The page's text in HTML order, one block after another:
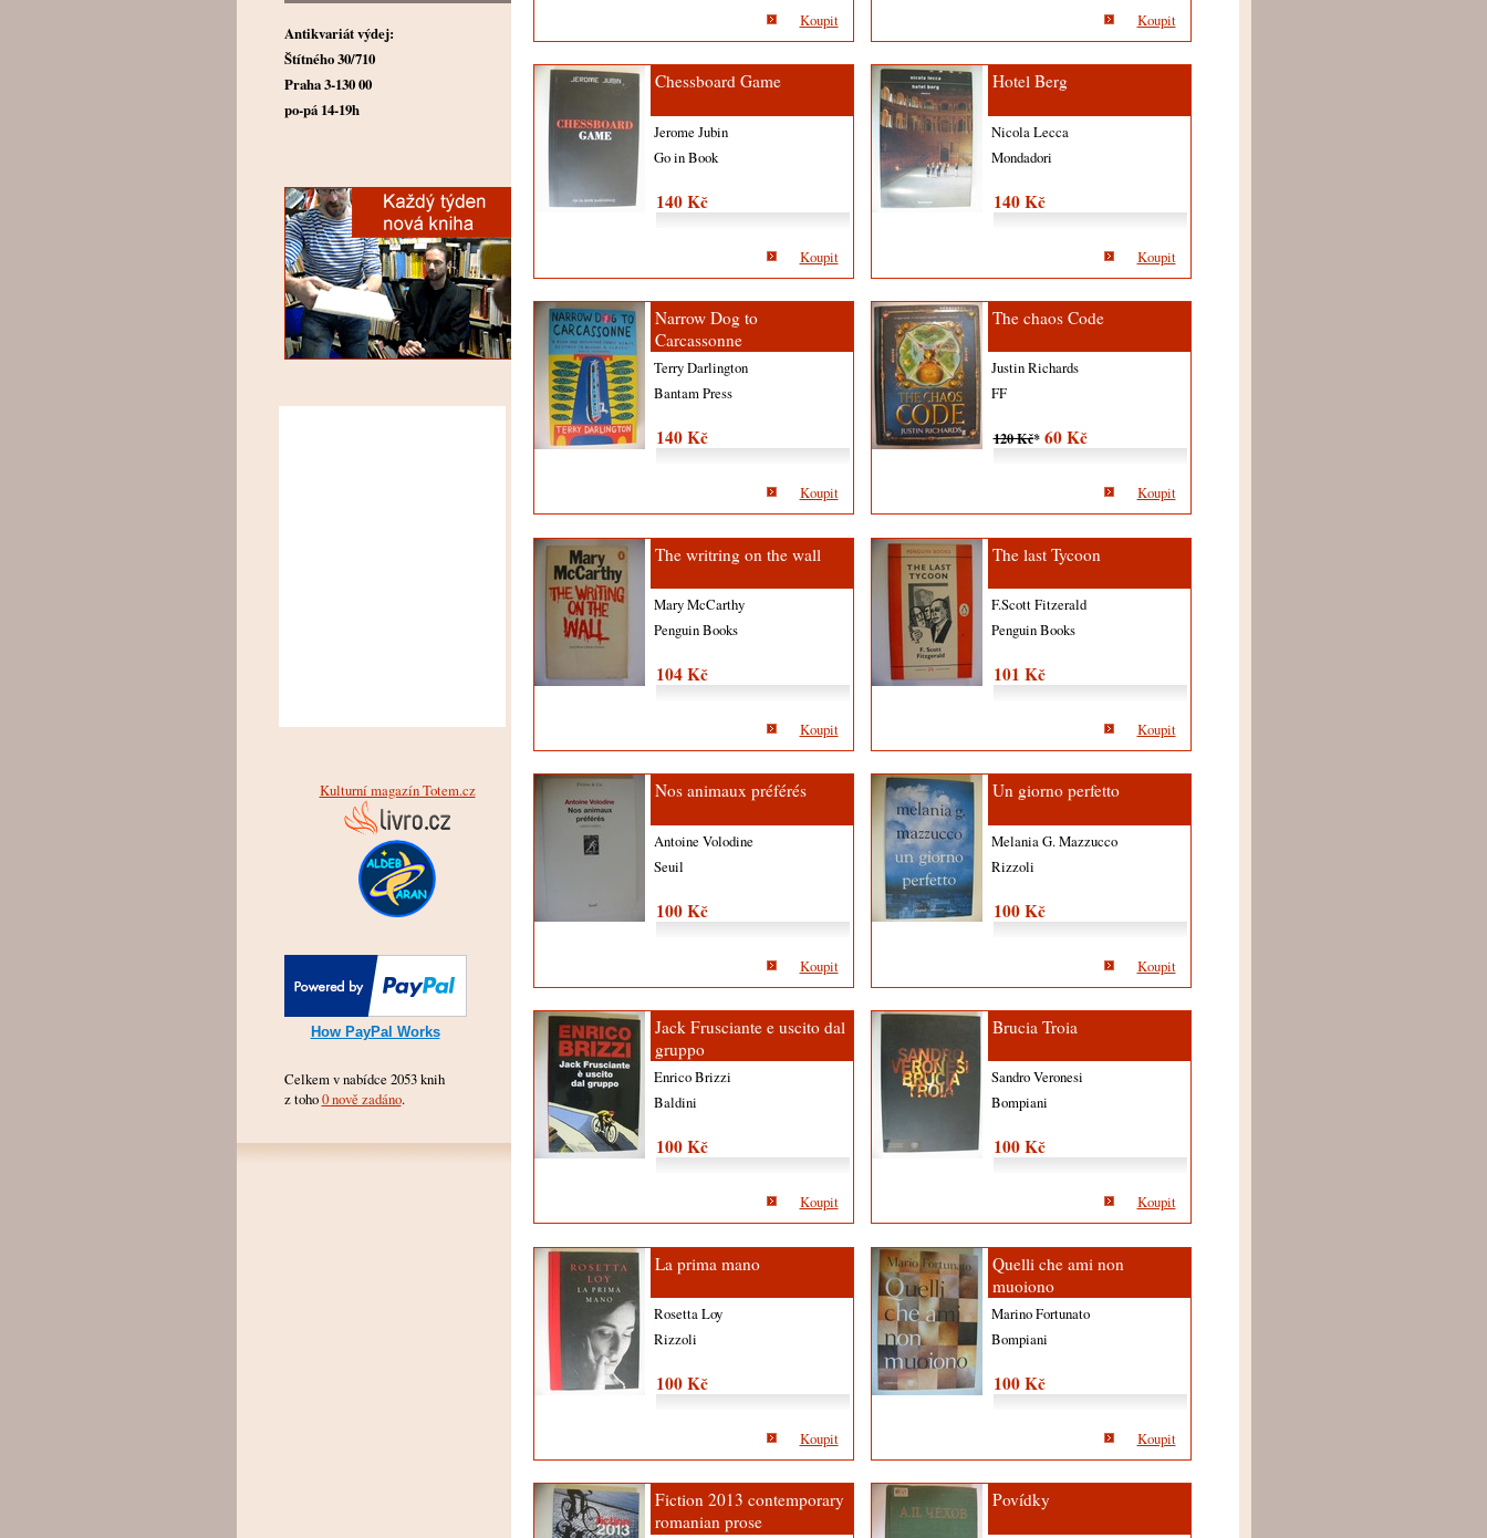
Antikvariát výdej:
Štítného 30/710
Praha 3-130 00
po-pá 14-19h
Kulturní magazín Totem.cz
How PayPal Works
Celkem v nabídce 2053 knih
z toho0 nově zadáno.
Koupit Koupit
Chessboard Game
Jerome Jubin
Go in Book
140 Kč
Koupit
Hotel Berg
Nicola Lecca
Mondadori
140 Kč
Koupit
Narrow Dog to
Carcassonne
Terry Darlington
Bantam Press
140 Kč
Koupit
The chaos Code
Justin Richards
FF
120 Kč*60 Kč
Koupit
The writring on the wall
Mary McCarthy
Penguin Books
104 Kč
Koupit
The last Tycoon
F.Scott Fitzerald
Penguin Books
101 Kč
Koupit
Nos animaux préférés
Antoine Volodine
Seuil
100 Kč
Koupit
Un giorno perfetto
Melania G. Mazzucco
Rizzoli
100 Kč
Koupit
Jack Frusciante e uscito dal
gruppo
Enrico Brizzi
Baldini
100 Kč
Koupit
Brucia Troia
Sandro Veronesi
Bompiani
100 Kč
Koupit
La prima mano
Rosetta Loy
Rizzoli
100 Kč
Koupit
Quelli che ami non
muoiono
Marino Fortunato
Bompiani
100 Kč
Koupit
Fiction 2013 contemporary
romanian prose
Povídky